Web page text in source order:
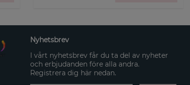
Nyhetsbrev
I vårt nyhetsbrev får du ta del av nyheter
och erbjudanden före alla andra.
Registrera dig här nedan.